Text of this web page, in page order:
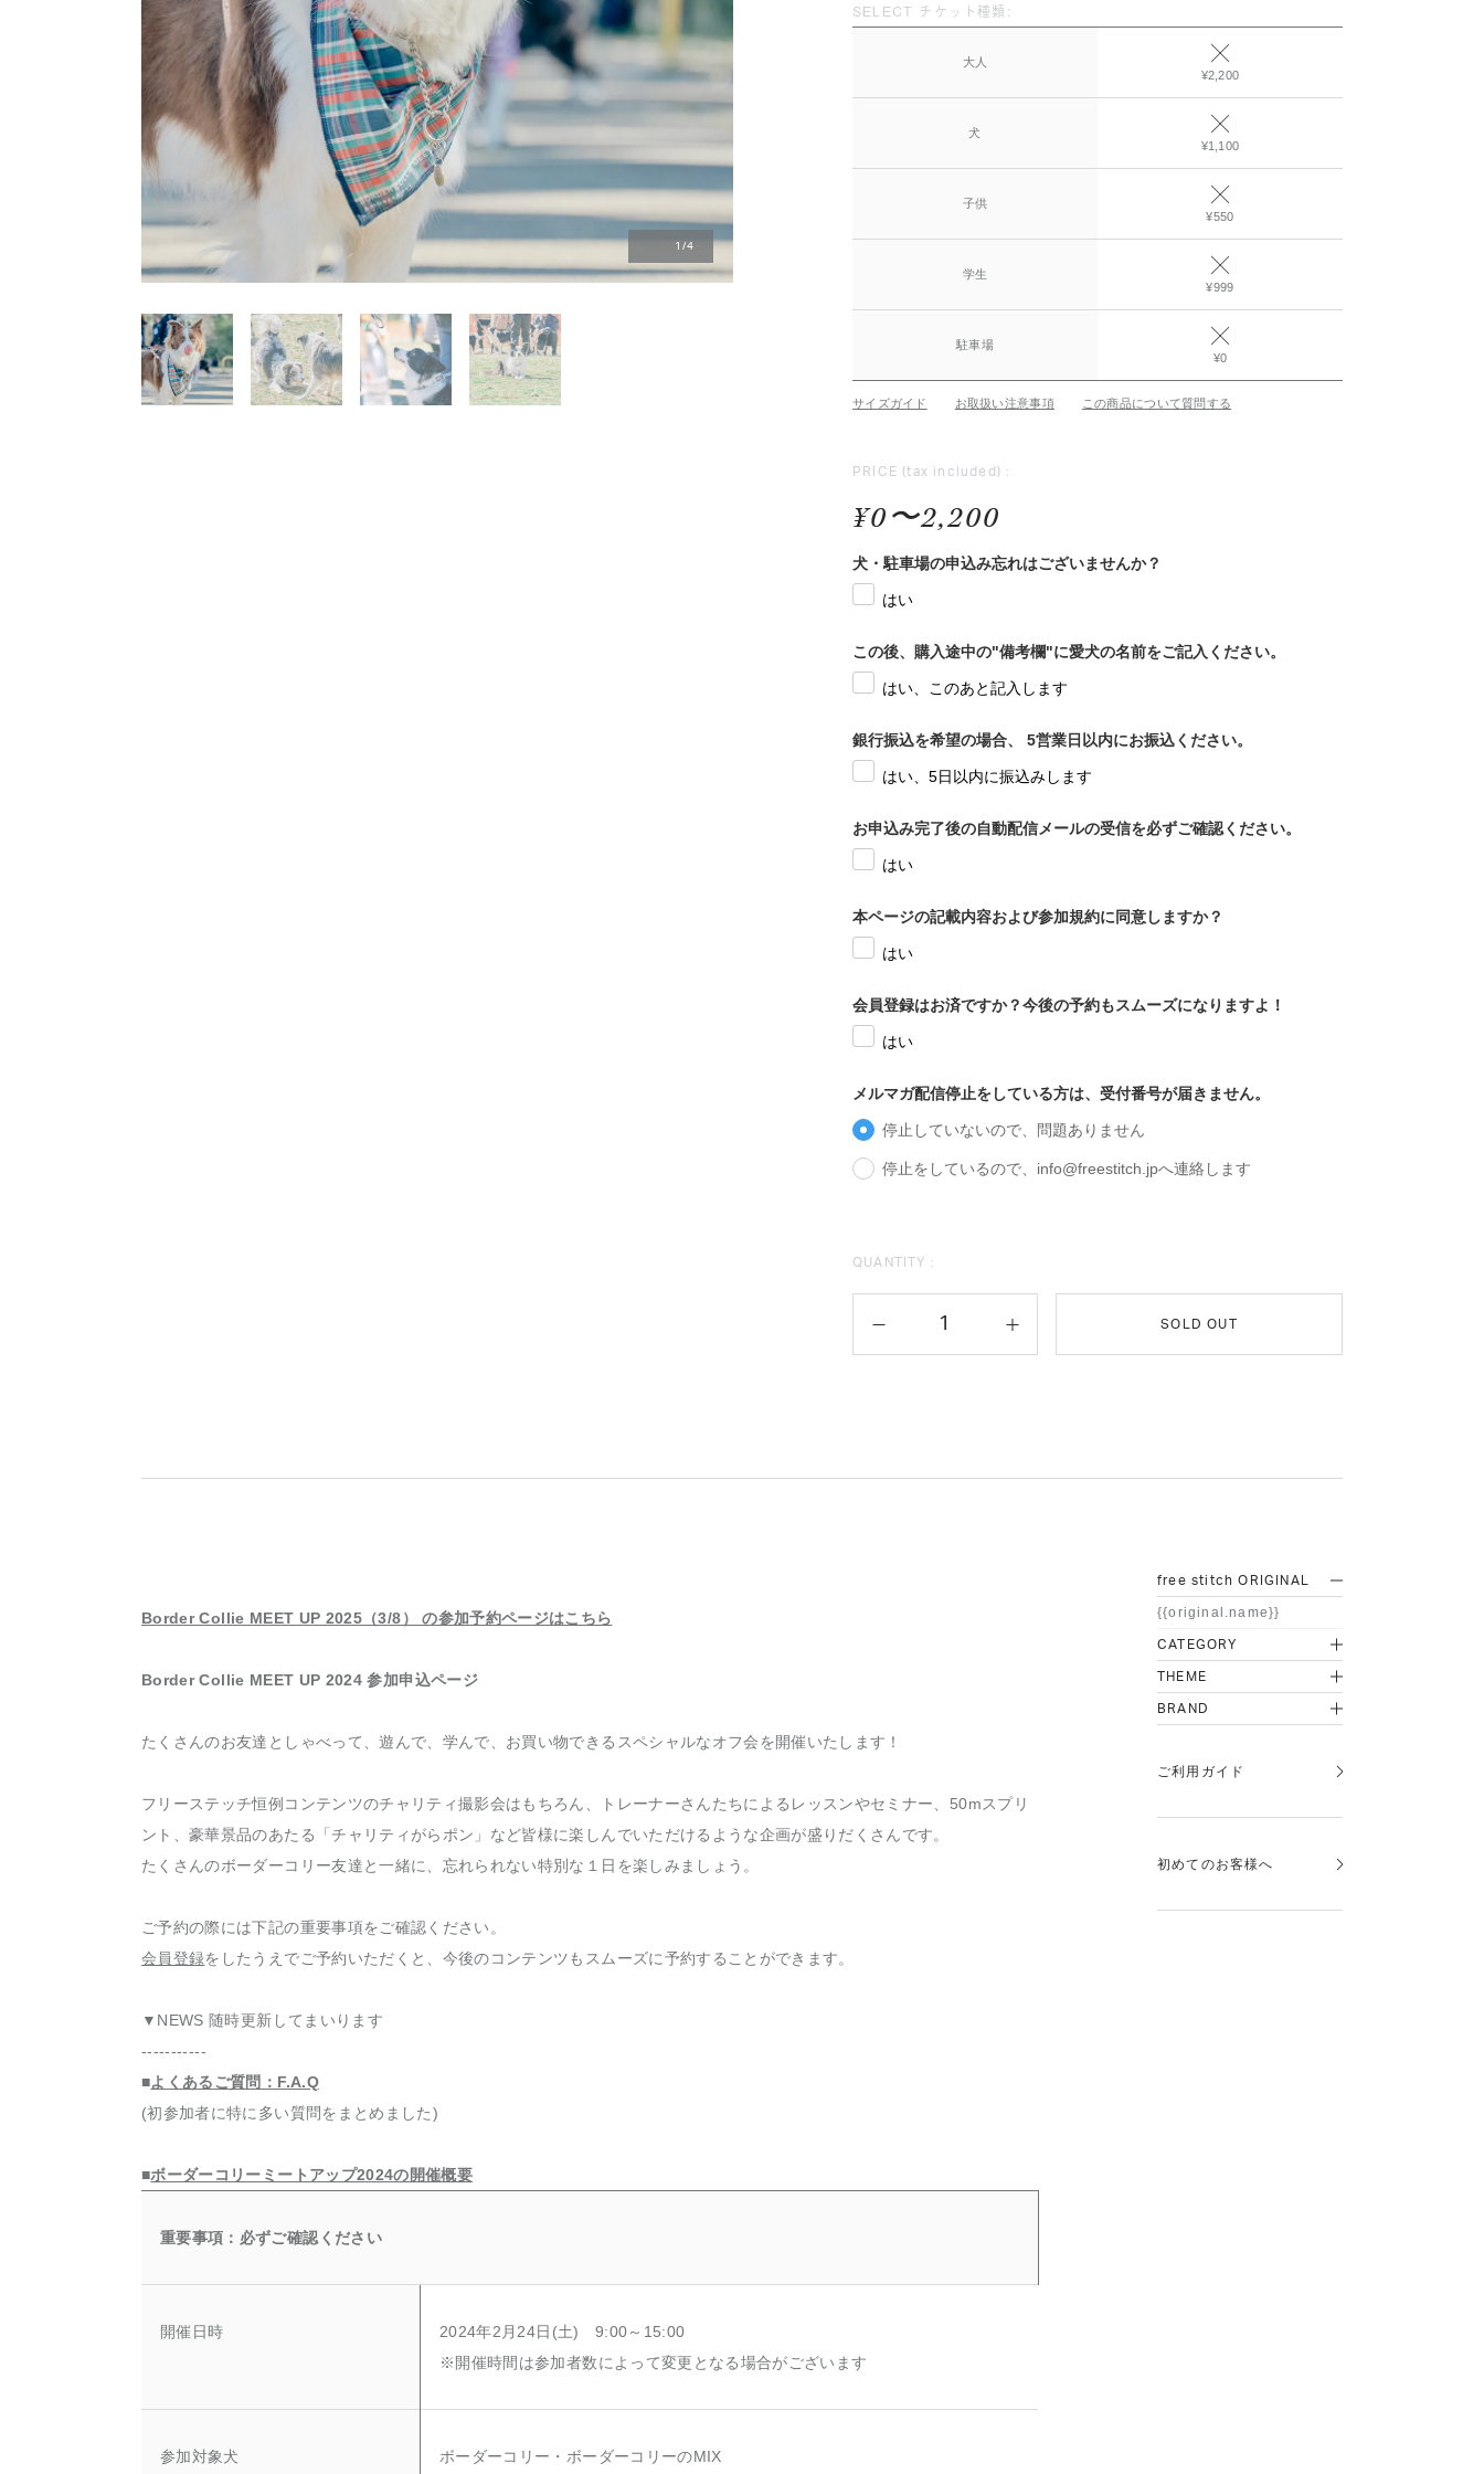
1 /4
SELECT チケット種類:
大人
¥2,200
犬
¥1,100
子供
¥550
学生
¥999
駐車場
¥0
サイズガイド お取扱い注意事項 この商品について質問する
PRICE (tax included) :
¥0〜2,200
犬・駐車場の申込み忘れはございませんか？
はい
この後、購入途中の"備考欄"に愛犬の名前をご記入ください。
はい、このあと記入します
銀行振込を希望の場合、 5営業日以内にお振込ください。
はい、5日以内に振込みします
お申込み完了後の自動配信メールの受信を必ずご確認ください。
はい
本ページの記載内容および参加規約に同意しますか？
はい
会員登録はお済ですか？今後の予約もスムーズになりますよ！
はい
メルマガ配信停止をしている方は、受付番号が届きません。
停止していないので、問題ありません
停止をしているので、info@freestitch.jpへ連絡します
QUANTITY :
SOLD OUT
Border Collie MEET UP 2025（3/8） の参加予約ページはこちら
Border Collie MEET UP 2024 参加申込ページ
たくさんのお友達としゃべって、遊んで、学んで、お買い物できるスペシャルなオフ会を開催いたします！
フリーステッチ恒例コンテンツのチャリティ撮影会はもちろん、トレーナーさんたちによるレッスンやセミナー、50mスプリ
ント、豪華景品のあたる「チャリティがらポン」など皆様に楽しんでいただけるような企画が盛りだくさんです。
たくさんのボーダーコリー友達と一緒に、忘れられない特別な１日を楽しみましょう。
ご予約の際には下記の重要事項をご確認ください。
会員登録をしたうえでご予約いただくと、今後のコンテンツもスムーズに予約することができます。
▼NEWS 随時更新してまいります
-----------
■よくあるご質問：F.A.Q
(初参加者に特に多い質問をまとめました)
■ボーダーコリーミートアップ2024の開催概要
重要事項：必ずご確認ください
開催日時
2024年2月24日(土) 9:00～15:00
※開催時間は参加者数によって変更となる場合がございます
参加対象犬 ボーダーコリー・ボーダーコリーのMIX
free stitch ORIGINAL
{{original.name}}
CATEGORY
THEME
BRAND
ご利用ガイド
初めてのお客様へ